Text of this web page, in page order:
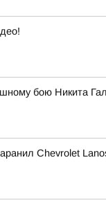
бою Никита
Chevrolet